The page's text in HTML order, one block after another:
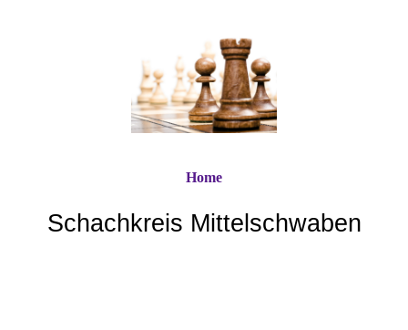
Schachkreis Mittelschwaben
Home